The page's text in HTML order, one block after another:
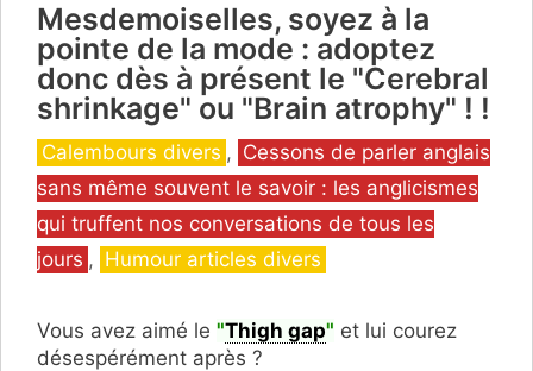
Mesdemoiselles, soyez à la
pointe de la mode : adoptez
donc dès à présent le "Cerebral
shrinkage" ou "Brain atrophy" ! !
Catégories
Calembours divers , Cessons de parler anglais
sans même souvent le savoir : les anglicismes
qui truffent nos conversations de tous les
jours , Humour articles divers
Vous avez aimé le "Thigh gap" et lui courez
désespérément après ?